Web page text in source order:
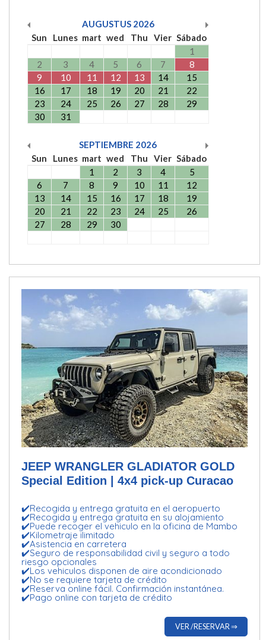
AUGUSTUS 2026
Sun
Lunes mart wed Thu Vier Sábado
1
2
3 4 5 6 7
8
9
10 11 12 13 14
15
16
17 18 19 20 21
22
23
24 25 26 27 28
29
30
31
SEPTIEMBRE 2026
Sun
Lunes mart wed Thu Vier Sábado
1
2 3 4
5
6
7 8 9 10 11
12
13
14 15 16 17 18
19
20
21 22 23 24 25
26
27
28 29 30
JEEP WRANGLER GLADIATOR GOLD
Special Edition | 4x4 pick-up Curacao
✔️Recogida y entrega gratuita en el aeropuerto
✔️Recogida y entrega gratuita en su alojamiento
✔️Puede recoger el vehiculo en la oficina de Mambo
✔️Kilometraje ilimitado
✔️Asistencia en carretera
✔️Seguro de responsabilidad civil y seguro a todo
riesgo opcionales
✔️Los vehiculos disponen de aire acondicionado
✔️No se requiere tarjeta de crédito
✔️Reserva online fácil. Confirmación instantánea.
✔️Pago online con tarjeta de crédito
VER /RESERVAR ⇒